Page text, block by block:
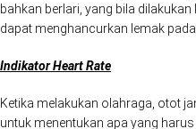
bahkan berlari, yang bila
dapat menghancurkan lemak pada
Indikator Heart Rate
Ketika melakukan olahraga, otot
untuk menentukan apa yang